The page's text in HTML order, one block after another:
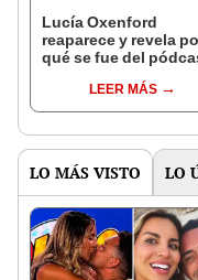
Lucía Oxenford
reaparece y revela
qué se fue del
‘Xno.decirlo’: “A
no sabía de qué
LEER MÁS
LO MÁS VISTO LO